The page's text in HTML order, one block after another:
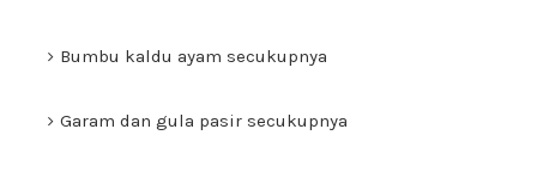
Bumbu kaldu ayam secukupnya
Garam dan gula pasir secukupnya